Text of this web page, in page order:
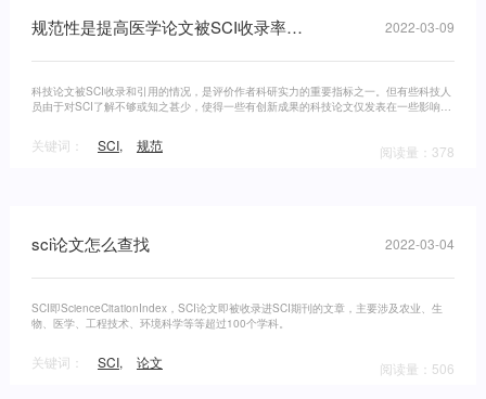
规范性是提高医学论文被SCI收录率的重要条件 2022-03-09
科技论文被SCI收录和引用的情况，是评价作者科研实力的重要指标之一。但有些科技人
员由于对SCI了解不够或知之甚少，使得一些有创新成果的科技论文仅发表在一些影响因
关键词： SCI, 规范 阅读量：378
sci论文怎么查找 2022-03-04
SCI即ScienceCitationIndex，SCI论文即被收录进SCI期刊的文章，主要涉及农业、生
物、医学、工程技术、环境科学等等超过100个学科。
关键词： SCI, 论文 阅读量：506